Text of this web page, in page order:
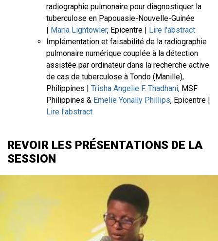
radiographie pulmonaire pour diagnostiquer la
tuberculose en Papouasie-Nouvelle-Guinée
| Maria Lightowler, Epicentre | Lire l'abstract
Implémentation et faisabilité de la radiographie
pulmonaire numérique couplée à la détection
assistée par ordinateur dans la recherche active
de cas de tuberculose à Tondo (Manille),
Philippines | Trisha Angelie F. Thadhani, MSF
Philippines & Emelie Yonally Phillips, Epicentre |
Lire l'abstract
REVOIR LES PRÉSENTATIONS DE LA
SESSION